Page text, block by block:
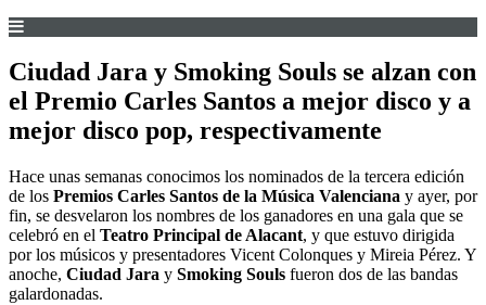
Ciudad Jara y Smoking Souls se alzan con
el Premio Carles Santos a mejor disco y a
mejor disco pop, respectivamente
Hace unas semanas conocimos los nominados de la tercera edición
de los Premios Carles Santos de la Música Valenciana y ayer, por
fin, se desvelaron los nombres de los ganadores en una gala que se
celebró en el Teatro Principal de Alacant, y que estuvo dirigida
por los músicos y presentadores Vicent Colonques y Mireia Pérez. Y
anoche, Ciudad Jara y Smoking Souls fueron dos de las bandas
galardonadas.